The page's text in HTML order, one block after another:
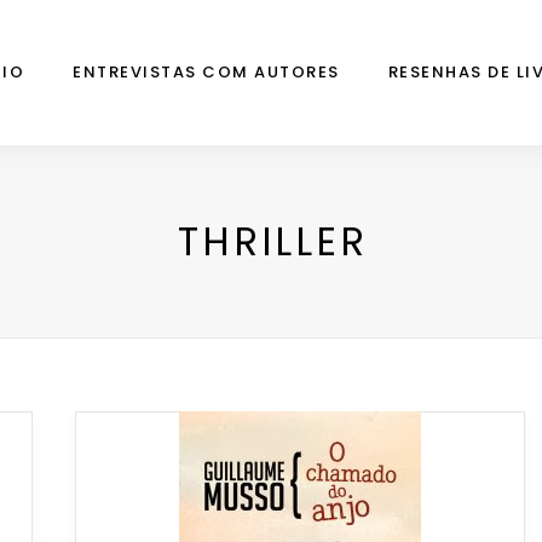
ENTREVISTAS COM AUTORES RESENHAS DE
THRILLER